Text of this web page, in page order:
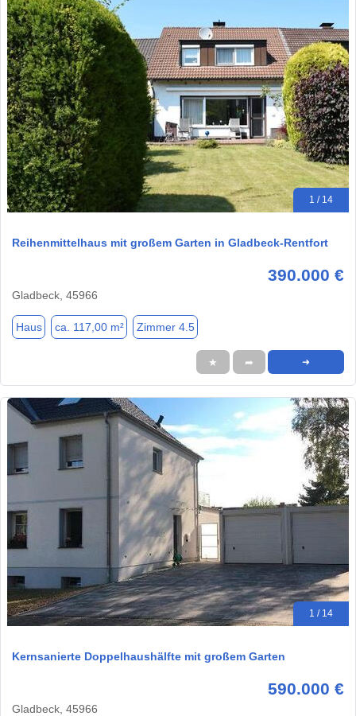
1 / 14
Reihenmittelhaus mit großem Garten in Gladbeck-Rentfort
390.000 €
Gladbeck, 45966
Haus ca. 117,00 m² Zimmer 4.5
★ ➦ ➜
1 / 14
Kernsanierte Doppelhaushälfte mit großem Garten
590.000 €
Gladbeck, 45966